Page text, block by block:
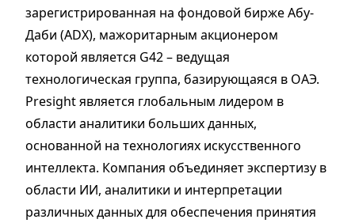
зарегистрированная на фондовой бирже Абу-
Даби (ADX), мажоритарным акционером
которой является G42 – ведущая
технологическая группа, базирующаяся в ОАЭ.
Presight является глобальным лидером в
области аналитики больших данных,
основанной на технологиях искусственного
интеллекта. Компания объединяет экспертизу в
области ИИ, аналитики и интерпретации
различных данных для обеспечения принятия